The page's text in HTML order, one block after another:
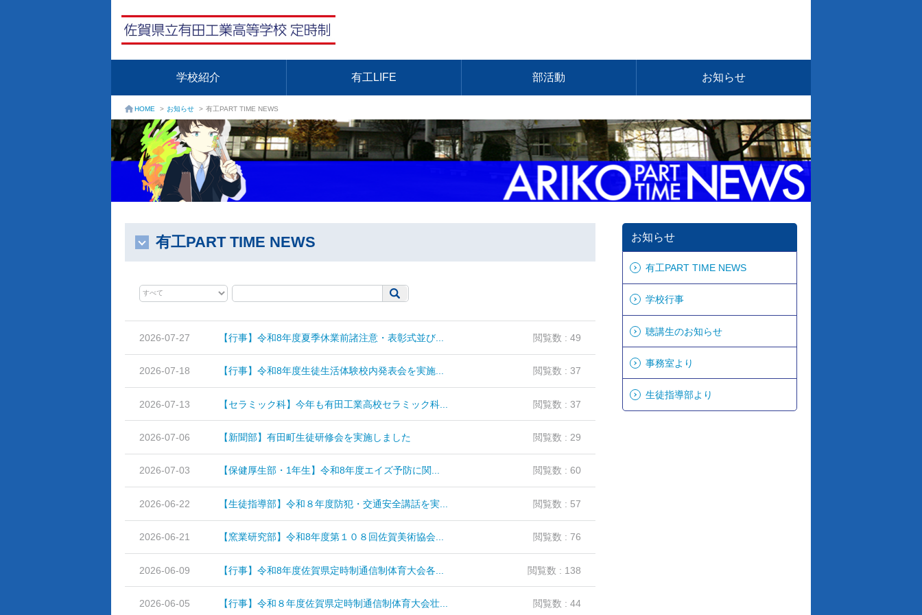
学校紹介 有工LIFE 部活動 お知らせ
HOME > お知らせ > 有工PART TIME NEWS
有工PART TIME NEWS
2026-07-27 【行事】令和8年度夏季休業前諸注意・表彰式並び... 閲覧数 : 49
2026-07-18 【行事】令和8年度生徒生活体験校内発表会を実施... 閲覧数 : 37
2026-07-13 【セラミック科】今年も有田工業高校セラミック科... 閲覧数 : 37
2026-07-06 【新聞部】有田町生徒研修会を実施しました 閲覧数 : 29
2026-07-03 【保健厚生部・1年生】令和8年度エイズ予防に関... 閲覧数 : 60
2026-06-22 【生徒指導部】令和８年度防犯・交通安全講話を実... 閲覧数 : 57
2026-06-21 【窯業研究部】令和8年度第１０８回佐賀美術協会... 閲覧数 : 76
2026-06-09 【行事】令和8年度佐賀県定時制通信制体育大会各... 閲覧数 : 138
2026-06-05 【行事】令和８年度佐賀県定時制通信制体育大会壮... 閲覧数 : 44
お知らせ
有工PART TIME NEWS
学校行事
聴講生のお知らせ
事務室より
生徒指導部より